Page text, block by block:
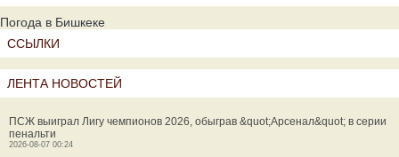
Погода в Бишкеке
ССЫЛКИ
ЛЕНТА НОВОСТЕЙ
ПСЖ выиграл Лигу чемпионов 2026, обыграв &quot;Арсенал&quot; в серии
пенальти
2026-08-07 00:24